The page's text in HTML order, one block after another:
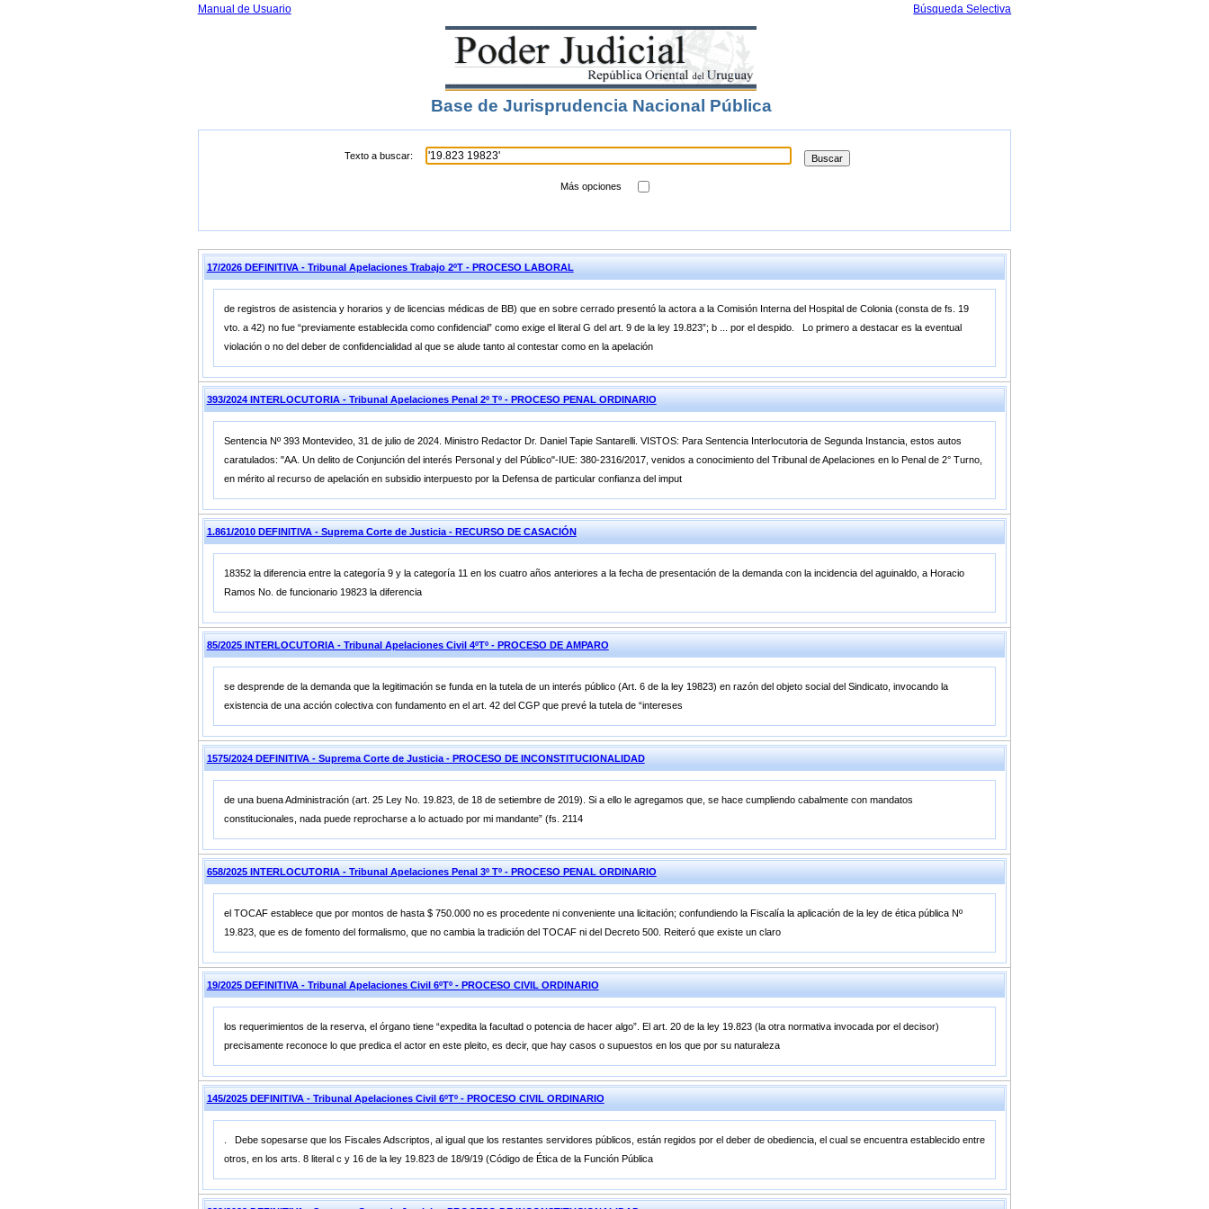
Manual de Usuario Búsqueda Selectiva
Base de Jurisprudencia Nacional Pública
Texto a buscar:
Más opciones
17/2026 DEFINITIVA - Tribunal Apelaciones Trabajo 2ºT - PROCESO LABORAL
de registros de asistencia y horarios y de licencias médicas de BB) que en sobre cerrado presentó la actora a la Comisión Interna del Hospital de Colonia (consta de fs. 19
vto. a 42) no fue “previamente establecida como confidencial” como exige el literal G del art. 9 de la ley 19.823”; b ... por el despido. Lo primero a destacar es la eventual
violación o no del deber de confidencialidad al que se alude tanto al contestar como en la apelación
393/2024 INTERLOCUTORIA - Tribunal Apelaciones Penal 2º Tº - PROCESO PENAL ORDINARIO
Sentencia Nº 393 Montevideo, 31 de julio de 2024. Ministro Redactor Dr. Daniel Tapie Santarelli. VISTOS: Para Sentencia Interlocutoria de Segunda Instancia, estos autos
caratulados: "AA. Un delito de Conjunción del interés Personal y del Público"-IUE: 380-2316/2017, venidos a conocimiento del Tribunal de Apelaciones en lo Penal de 2° Turno,
en mérito al recurso de apelación en subsidio interpuesto por la Defensa de particular confianza del imput
1.861/2010 DEFINITIVA - Suprema Corte de Justicia - RECURSO DE CASACIÓN
18352 la diferencia entre la categoría 9 y la categoría 11 en los cuatro años anteriores a la fecha de presentación de la demanda con la incidencia del aguinaldo, a Horacio
Ramos No. de funcionario 19823 la diferencia
85/2025 INTERLOCUTORIA - Tribunal Apelaciones Civil 4ºTº - PROCESO DE AMPARO
se desprende de la demanda que la legitimación se funda en la tutela de un interés público (Art. 6 de la ley 19823) en razón del objeto social del Sindicato, invocando la
existencia de una acción colectiva con fundamento en el art. 42 del CGP que prevé la tutela de “intereses
1575/2024 DEFINITIVA - Suprema Corte de Justicia - PROCESO DE INCONSTITUCIONALIDAD
de una buena Administración (art. 25 Ley No. 19.823, de 18 de setiembre de 2019). Si a ello le agregamos que, se hace cumpliendo cabalmente con mandatos
constitucionales, nada puede reprocharse a lo actuado por mi mandante” (fs. 2114
658/2025 INTERLOCUTORIA - Tribunal Apelaciones Penal 3º Tº - PROCESO PENAL ORDINARIO
el TOCAF establece que por montos de hasta $ 750.000 no es procedente ni conveniente una licitación; confundiendo la Fiscalía la aplicación de la ley de ética pública Nº
19.823, que es de fomento del formalismo, que no cambia la tradición del TOCAF ni del Decreto 500. Reiteró que existe un claro
19/2025 DEFINITIVA - Tribunal Apelaciones Civil 6ºTº - PROCESO CIVIL ORDINARIO
los requerimientos de la reserva, el órgano tiene “expedita la facultad o potencia de hacer algo”. El art. 20 de la ley 19.823 (la otra normativa invocada por el decisor)
precisamente reconoce lo que predica el actor en este pleito, es decir, que hay casos o supuestos en los que por su naturaleza
145/2025 DEFINITIVA - Tribunal Apelaciones Civil 6ºTº - PROCESO CIVIL ORDINARIO
. Debe sopesarse que los Fiscales Adscriptos, al igual que los restantes servidores públicos, están regidos por el deber de obediencia, el cual se encuentra establecido entre
otros, en los arts. 8 literal c y 16 de la ley 19.823 de 18/9/19 (Código de Ética de la Función Pública